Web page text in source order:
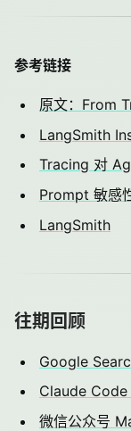
参考链接
原文：From
LangSmith
Tracing 对
Prompt 敏感
LangSmith
往期回顾
Google
Claude Code
微信公众号